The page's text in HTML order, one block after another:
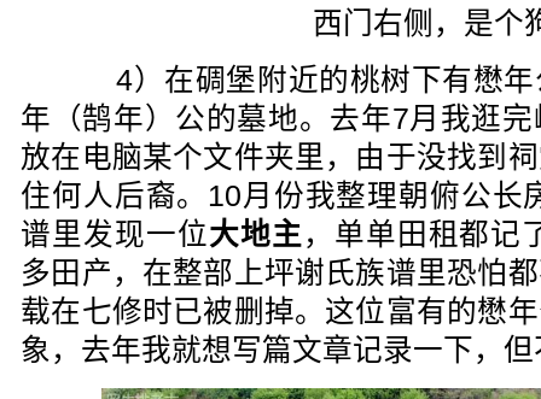
西门右侧，是个
4）在碉堡附近的桃树下有懋
年（鹄年）公的墓地。去年7月我逛
放在电脑某个文件夹里，由于没找到
住何人后裔。10月份我整理朝俯公长
谱里发现一位大地主 ，单单田租都记
多田产，在整部上坪谢氏族谱里恐怕
载在七修时已被删掉。这位富有的懋
象，去年我就想写篇文章记录一下，